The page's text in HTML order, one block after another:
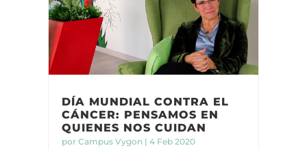
DÍA MUNDIAL CONTRA EL
CÁNCER: PENSAMOS EN
QUIENES NOS CUIDAN
por Campus Vygon | 4 Feb 2020